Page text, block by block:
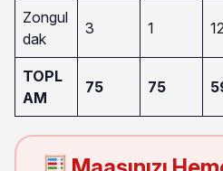
Zongul
dak
3 1 12
TOPL
AM
75 75